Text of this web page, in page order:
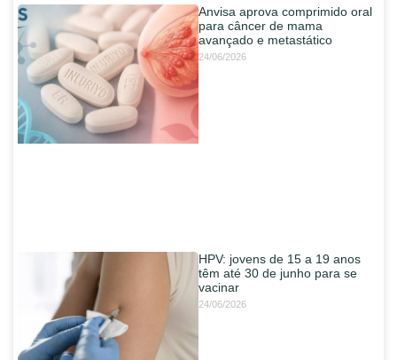
Anvisa aprova comprimido oral
para câncer de mama
avançado e metastático
24/06/2026
HPV: jovens de 15 a 19 anos
têm até 30 de junho para se
vacinar
24/06/2026